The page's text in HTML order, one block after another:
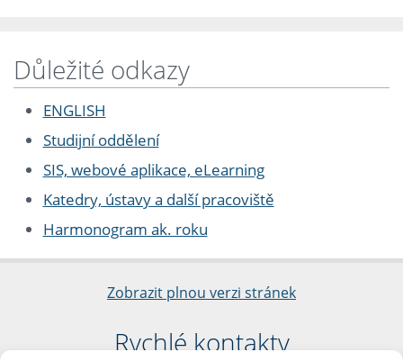
Důležité odkazy
ENGLISH
Studijní oddělení
SIS, webové aplikace, eLearning
Katedry, ústavy a další pracoviště
Harmonogram ak. roku
Zobrazit plnou verzi stránek
Rychlé kontakty